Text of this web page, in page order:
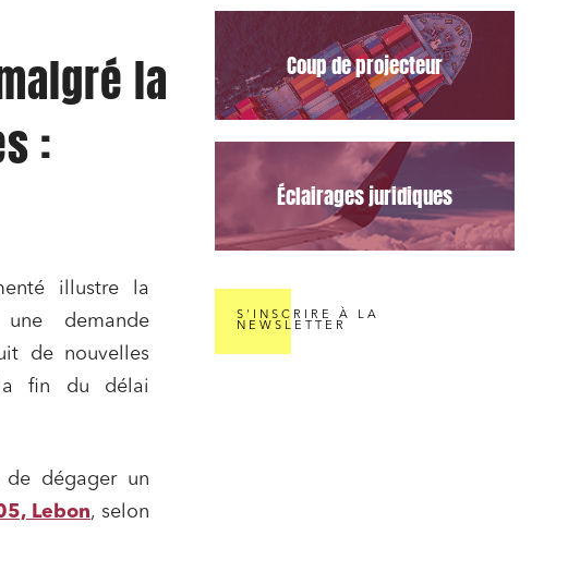
la
:
illustre la
demande
de nouvelles
la fin du délai
de dégager un
Lebon, selon
types de la Commission
pour le Data Act
Coup de projecteur
Éclairages juridiques
S'INSCRIRE À LA
NEWSLETTER